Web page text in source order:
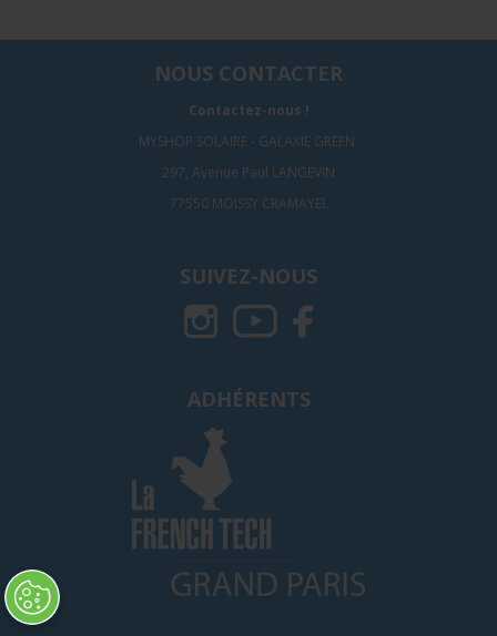
NOUS CONTACTER
Contactez-nous !
MYSHOP SOLAIRE - GALAXIE GREEN
297, Avenue Paul LANGEVIN
77550 MOISSY CRAMAYEL
SUIVEZ-NOUS
ADHÉRENTS